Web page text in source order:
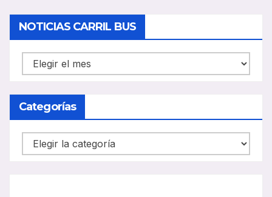
d
o
NOTICIAS CARRIL BUS
NOTICIAS
CARRIL
BUS
Categorías
Categorías